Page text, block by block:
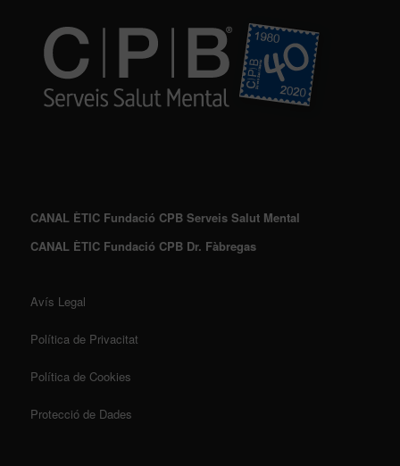
CANAL ÈTIC Fundació CPB Serveis Salut Mental
CANAL ÈTIC Fundació CPB Dr. Fàbregas
Avís Legal
Política de Privacitat
Política de Cookies
Protecció de Dades